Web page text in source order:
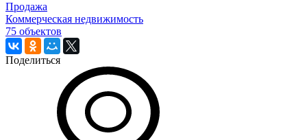
Продажа
Коммерческая недвижимость
75 объектов
Поделиться